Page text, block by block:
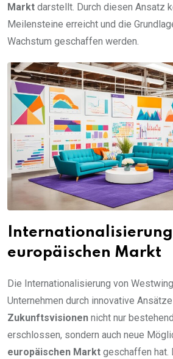
Markt darstellt. Durch diesen Ansatz
Meilensteine erreicht und die
Wachstum geschaffen werden.
europäischen Markt
Die Internationalisierung von
Unternehmen durch innovative
Zukunftsvisionen nicht nur
erschlossen, sondern auch neue
europäischen Markt geschaffen hat.